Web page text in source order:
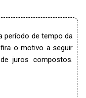
período de tempo da
o motivo a seguir
juros compostos.